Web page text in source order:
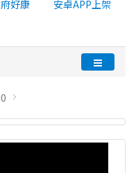
好康 安卓APP上架